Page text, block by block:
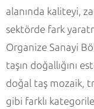
alanında kaliteyi,
sektörde fark
Organize Sanayi
taşın doğallığını
doğal taş mozaik,
gibi farklı